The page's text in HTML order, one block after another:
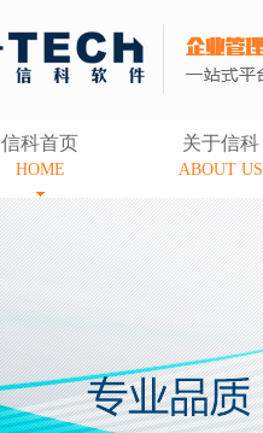
信科首页
HOME
关于信科
ABOUT US